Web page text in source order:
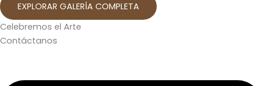
EXPLORAR GALERÍA COMPLETA
Celebremos el Arte
Contáctanos